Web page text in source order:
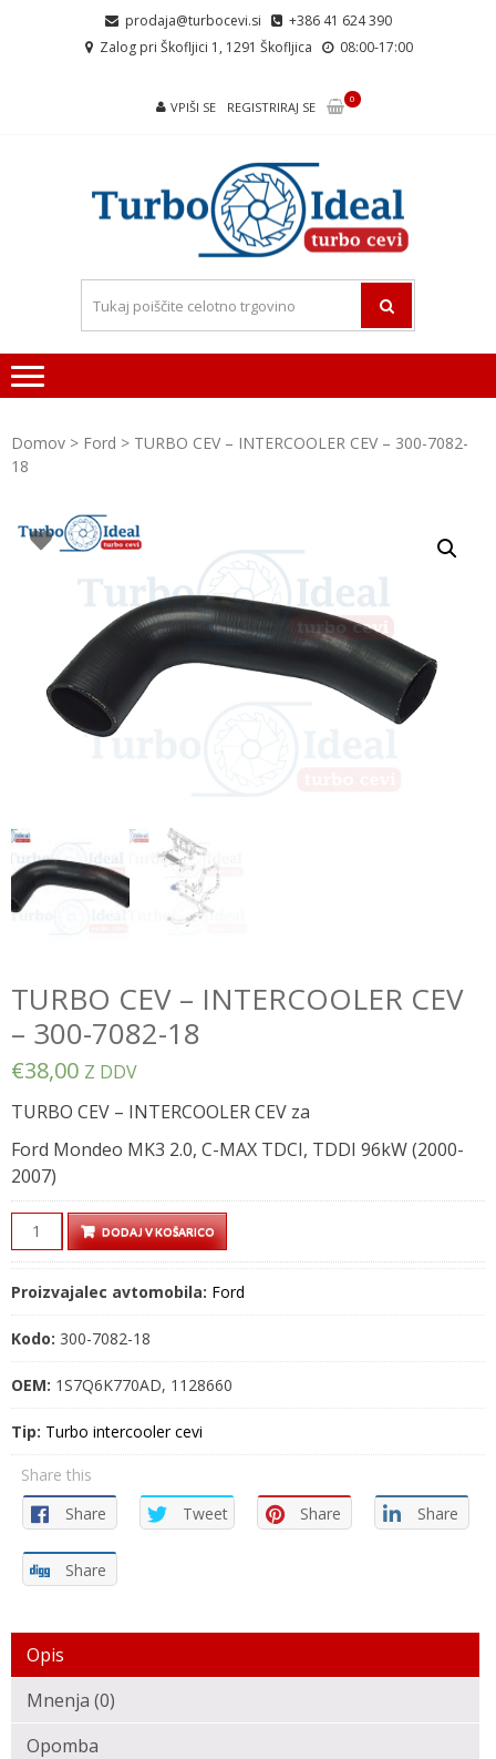
prodaja@turbocevi.si
+386 41 624 390
Zalog pri Škofljici 1, 1291 Škofljica
08:00-17:00
VPIŠI SE REGISTRIRAJ SE
0
TURBOCEVI
Turbo ideal – turbo cevi
Domov > Ford > TURBO CEV – INTERCOOLER CEV – 300-7082-
18
TURBO CEV – INTERCOOLER CEV
– 300-7082-18
€38,00 Z DDV
TURBO CEV – INTERCOOLER CEV za
Ford Mondeo MK3 2.0, C-MAX TDCI, TDDI 96kW (2000-
2007)
TURBO
CEV
INTERCOOLER
CEV
–
300-
7082-
18
quantity
DODAJ V KOŠARICO
Proizvajalec avtomobila: Ford
Kodo: 300-7082-18
OEM: 1S7Q6K770AD, 1128660
Tip: Turbo intercooler cevi
Share this
Share
Tweet Share Share
Share
Opis
Mnenja (0)
Opomba